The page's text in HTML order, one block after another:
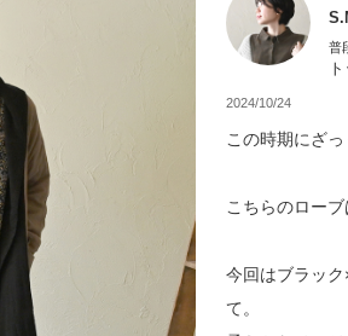
普
2024/10/24
この時期にざ
こちらのロー
今回はブラッ
て。